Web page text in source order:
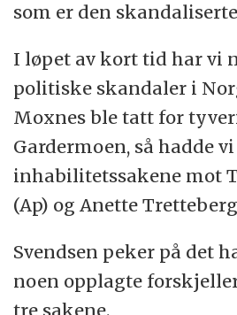
som er den
I løpet av kort tid har vi
politiske skandaler i
Moxnes ble tatt for
Gardermoen, så hadde vi
inhabilitetssakene mot
(Ap) og Anette
Svendsen peker på det
noen opplagte
tre sakene.